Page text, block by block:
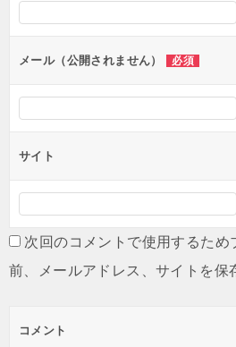
ンメール（公開されません） 必須
サイト
次回のコメントで使用するため
前、メールアドレス、サイトを保
コメント